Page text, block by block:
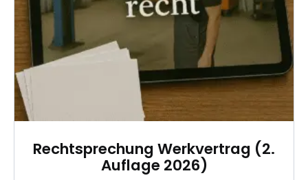
Rechtsprechung Werkvertrag (2.
Auflage 2026)